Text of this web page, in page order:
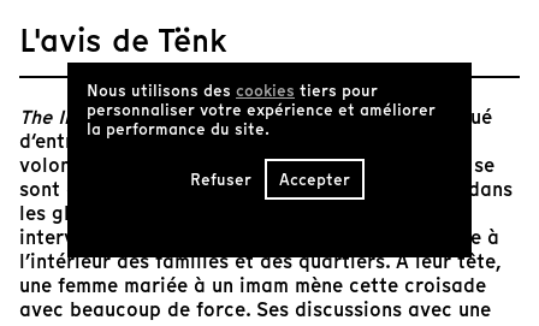
L'avis de Tënk
The Interrupters, tourné en cinéma direct, ponctué
d‘entretiens passionnants, retrace le travail
volontaire d’anciens détenus ou délinquants qui se
sont associés pour tenter d’enrayer la violence dans
les ghettos noirs de Chicago. De réunion en
interventions, ils affrontent la fureur qui s’exerce à
l’intérieur des familles et des quartiers. À leur tête,
une femme mariée à un imam mène cette croisade
avec beaucoup de force. Ses discussions avec une
Nous utilisons des cookies tiers pour
personnaliser votre expérience et améliorer
la performance du site.
Refuser Accepter